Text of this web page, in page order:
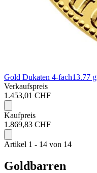
Gold Dukaten 4-fach13.77 g
Verkaufspreis
1.453,01 CHF
Kaufpreis
1.869,83 CHF
Artikel 1 - 14 von 14
Goldbarren